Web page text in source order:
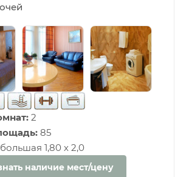
2
85
большая 1,80 х 2,0
наличие мест/цену